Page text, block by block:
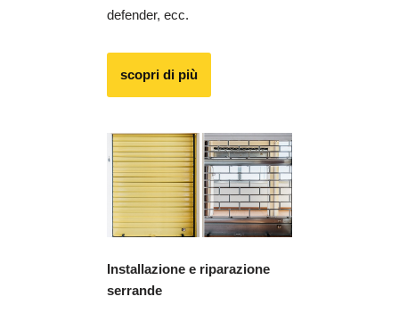
defender, ecc.
scopri di più
Installazione e riparazione
serrande